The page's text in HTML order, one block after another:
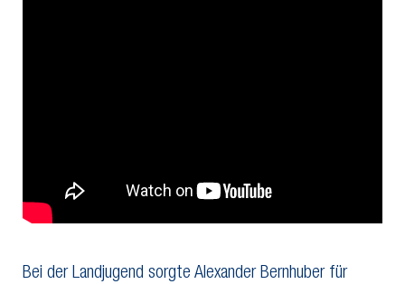
Bei der Landjugend sorgte Alexander Bernhuber für